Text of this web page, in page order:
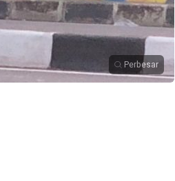
Perbesar